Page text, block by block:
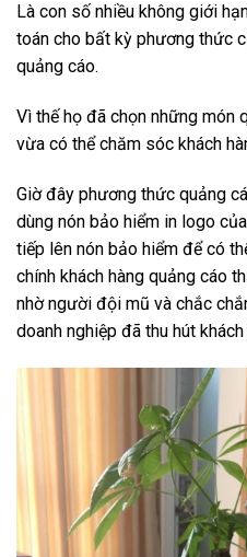
Là con số nhiều không giới
toán cho bất kỳ phương thức
quảng cáo.
Vì thế họ đã chọn những món
vừa có thể chăm sóc khách
Giờ đây phương thức quảng
dùng nón bảo hiểm in logo
tiếp lên nón bảo hiểm để có
chính khách hàng quảng cáo
nhờ người đội mũ và chắc
doanh nghiệp đã thu hút